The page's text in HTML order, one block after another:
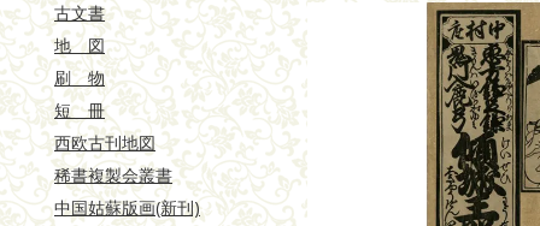
古文書
地 図
刷 物
短 冊
西欧古刊地図
稀書複製会叢書
中国姑蘇版画(新刊)